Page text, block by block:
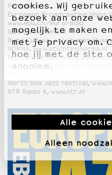
cookies. Wij
bezoek aan onze
mogelijk te maken
met je privacy om.
hoe jij met de site
anoniem.
Alle
Alleen
Partners:
European Broadcasting Union
www.ebu.ch/euroradio
SENA, www.sena.nl
Buma Cultuur,
NORMA, www.stichtingnorma.nl
Rotterdam Festivals,
North Sea Round Town,
North Sea Jazz Festival,
NTR Radio 6, www.ntr.nl